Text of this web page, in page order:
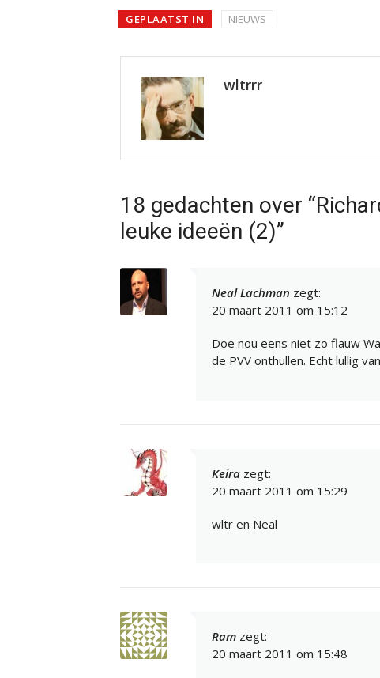
GEPLAATST IN NIEUWS
wltrrr
18 gedachten over
leuke ideeën (2)”
Neal Lachman zegt:
20 maart 2011 om 15:12
Doe nou eens niet zo flauw
de PVV onthullen. Echt lullig
Keira zegt:
20 maart 2011 om 15:29
wltr en Neal
Ram zegt:
20 maart 2011 om 15:48